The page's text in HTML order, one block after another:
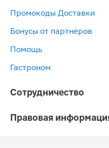
Промокоды Доставки
Бонусы от партнёров
Помощь
Гастроном
Сотрудничество
Правовая